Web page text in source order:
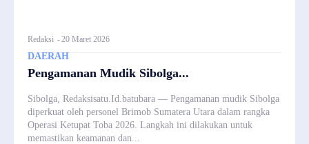
Redaksi -20 Maret 2026
DAERAH
Pengamanan Mudik Sibolga...
Sibolga, Redaksisatu.Id.batubara — Pengamanan mudik Sibolga
diperkuat oleh personel Brimob Sumatera Utara dalam rangka
Operasi Ketupat Toba 2026. Langkah ini dilakukan untuk
memastikan keamanan dan...